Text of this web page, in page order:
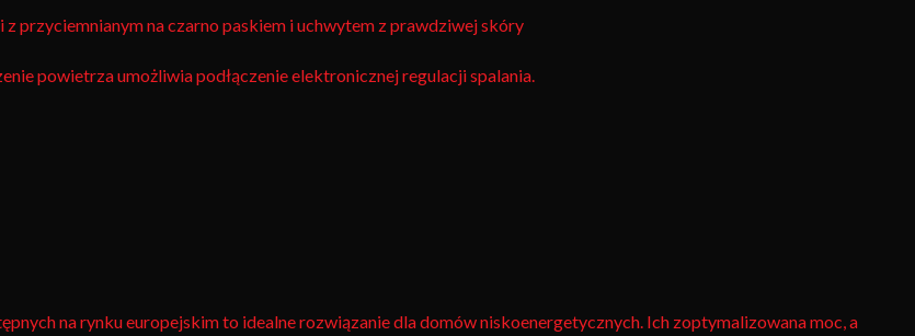
przyciemnianym na czarno paskiem i uchwytem z prawdziwej skóry
powietrza umożliwia podłączenie elektronicznej regulacji spalania.
na rynku europejskim to idealne rozwiązanie dla domów niskoenergetycznych. Ich zoptymalizowana moc, a